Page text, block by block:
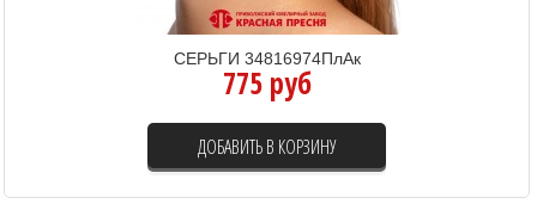
СЕРЬГИ 34816974ПлАк
775 руб
ДОБАВИТЬ В КОРЗИНУ